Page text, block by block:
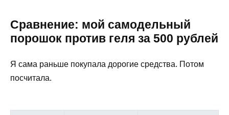
Сравнение: мой самодельный
порошок против геля за 500 рублей
Я сама раньше покупала дорогие средства. Потом
посчитала.